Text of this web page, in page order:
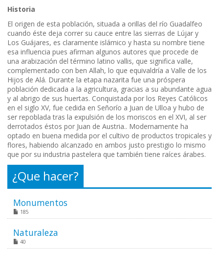
Historia
El origen de esta población, situada a orillas del río Guadalfeo
cuando éste deja correr su cauce entre las sierras de Lújar y
Los Guájares, es claramente islámico y hasta su nombre tiene
esa influencia pues afirman algunos autores que procede de
una arabización del término latino vallis, que significa valle,
complementado con ben Allah, lo que equivaldría a Valle de los
Hijos de Alá. Durante la etapa nazarita fue una próspera
población dedicada a la agricultura, gracias a su abundante agua
y al abrigo de sus huertas. Conquistada por los Reyes Católicos
en el siglo XV, fue cedida en Señorío a Juan de Ulloa y hubo de
ser repoblada tras la expulsión de los moriscos en el XVI, al ser
derrotados éstos por Juan de Austria.. Modernamente ha
optado en buena medida por el cultivo de productos tropicales y
flores, habiendo alcanzado en ambos justo prestigio lo mismo
que por su industria pastelera que también tiene raíces árabes.
¿Que hacer?
Monumentos
185
Naturaleza
40